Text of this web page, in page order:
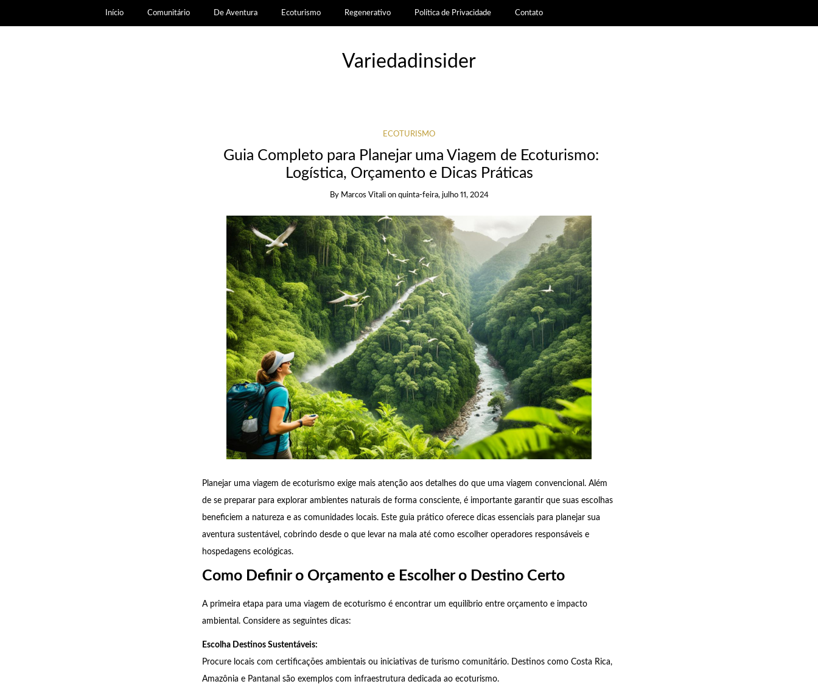
Início Comunitário De Aventura Ecoturismo Regenerativo Política de Privacidade Contato
Variedadinsider
ECOTURISMO
Guia Completo para Planejar uma Viagem de Ecoturismo:
Logística, Orçamento e Dicas Práticas
By Marcos Vitali on quinta-feira, julho 11, 2024
Planejar uma viagem de ecoturismo exige mais atenção aos detalhes do que uma viagem convencional. Além
de se preparar para explorar ambientes naturais de forma consciente, é importante garantir que suas escolhas
beneficiem a natureza e as comunidades locais. Este guia prático oferece dicas essenciais para planejar sua
aventura sustentável, cobrindo desde o que levar na mala até como escolher operadores responsáveis e
hospedagens ecológicas.
Como Definir o Orçamento e Escolher o Destino Certo
A primeira etapa para uma viagem de ecoturismo é encontrar um equilíbrio entre orçamento e impacto
ambiental. Considere as seguintes dicas:
Escolha Destinos Sustentáveis:
Procure locais com certificações ambientais ou iniciativas de turismo comunitário. Destinos como Costa Rica,
Amazônia e Pantanal são exemplos com infraestrutura dedicada ao ecoturismo.